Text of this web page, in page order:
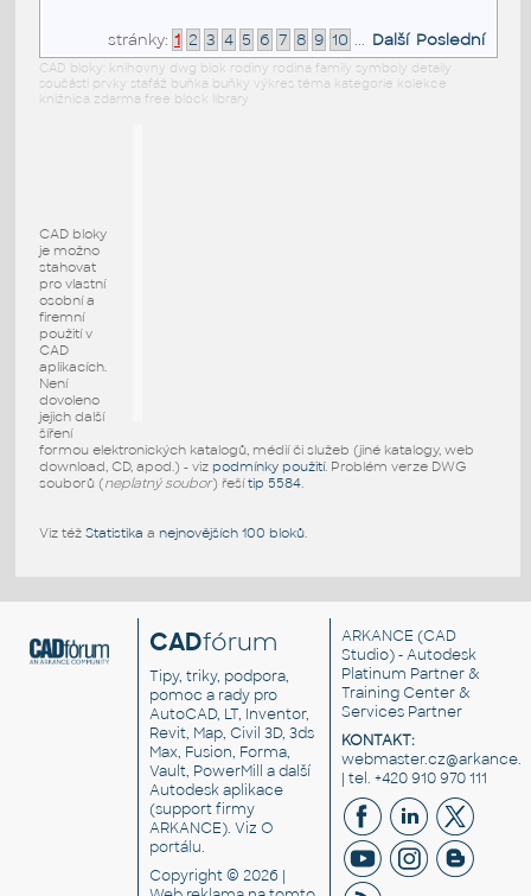
stránky: 1 2 3 4 5 6 7 8 9 10 ... Další Poslední
CAD bloky: knihovny dwg blok rodiny rodina family symboly detaily
součásti prvky stafáž buňka buňky výkres téma kategorie kolekce
knižnica zdarma free block library
CAD bloky
je možno
stahovat
pro vlastní
osobní a
firemní
použití v
CAD
aplikacích.
Není
dovoleno
jejich další
šíření
formou elektronických katalogů, médií či služeb (jiné katalogy, web
download, CD, apod.) - viz podmínky použití. Problém verze DWG
souborů (neplatný soubor) řešítip 5584.
Viz též Statistika a nejnovějších 100 bloků.
CADfórum
Tipy, triky, podpora,
pomoc a rady pro
AutoCAD, LT, Inventor,
Revit, Map, Civil 3D, 3ds
Max, Fusion, Forma,
Vault, PowerMill a další
Autodesk aplikace
(support firmy
ARKANCE). VizO
portálu.
Copyright © 2026 |
ARKANCE (CAD
Studio) - Autodesk
Platinum Partner &
Training Center &
Services Partner
KONTAKT:
| tel. +420 910 970 111